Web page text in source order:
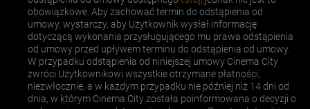
obowiązkowe. Aby zachować termin do odstąpienia od
umowy, wystarczy, aby Użytkownik wysłał informację
dotyczącą wykonania przysługującego mu prawa odstąpienia
od umowy przed upływem terminu do odstąpienia od umowy.
W przypadku odstąpienia od niniejszej umowy Cinema City
zwróci Użytkownikowi wszystkie otrzymane płatności,
niezwłocznie, a w każdym przypadku nie później niż 14 dni od
dnia, w którym Cinema City została poinformowana o decyzji o